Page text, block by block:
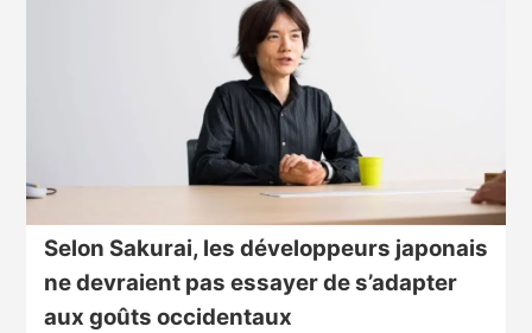
Selon Sakurai, les développeurs japonais
ne devraient pas essayer de s’adapter
aux goûts occidentaux